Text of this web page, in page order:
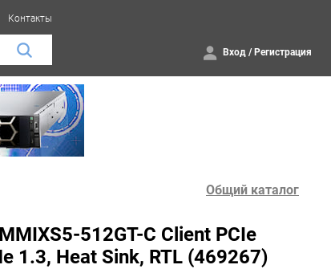
Контакты
Вход / Регистрация
Общий каталог
512GT-C Client PCIe
1.3, Heat Sink, RTL (469267)